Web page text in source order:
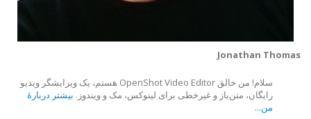
Jonathan Thomas
سلام! من خالق OpenShot Video Editor هستم، یک ویرایشگر ویدیو
رایگان، متن‌باز و غیرخطی برای لینوکس، مک و ویندوز. بیشتر دربارهٔ
من...